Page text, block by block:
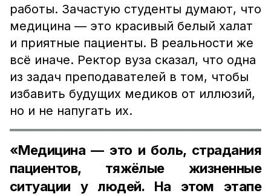
работы. Зачастую студенты думают, что
медицина — это красивый белый халат
и приятные пациенты. В реальности же
всё иначе. Ректор вуза сказал, что одна
из задач преподавателей в том, чтобы
избавить будущих медиков от иллюзий,
но и не напугать их.
«Медицина — это и боль, страдания
пациентов, тяжёлые жизненные
ситуации у людей. На этом этапе